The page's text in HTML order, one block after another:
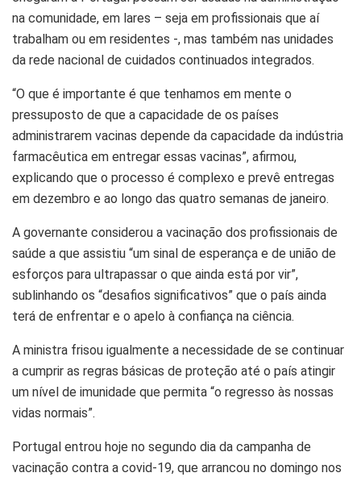
na comunidade, em lares – seja em profissionais que aí
trabalham ou em residentes -, mas também nas unidades
da rede nacional de cuidados continuados integrados.
“O que é importante é que tenhamos em mente o
pressuposto de que a capacidade de os países
administrarem vacinas depende da capacidade da indústria
farmacêutica em entregar essas vacinas”, afirmou,
explicando que o processo é complexo e prevê entregas
em dezembro e ao longo das quatro semanas de janeiro.
A governante considerou a vacinação dos profissionais de
saúde a que assistiu “um sinal de esperança e de união de
esforços para ultrapassar o que ainda está por vir”,
sublinhando os “desafios significativos” que o país ainda
terá de enfrentar e o apelo à confiança na ciência.
A ministra frisou igualmente a necessidade de se continuar
a cumprir as regras básicas de proteção até o país atingir
um nível de imunidade que permita “o regresso às nossas
vidas normais”.
Portugal entrou hoje no segundo dia da campanha de
vacinação contra a covid-19, que arrancou no domingo nos